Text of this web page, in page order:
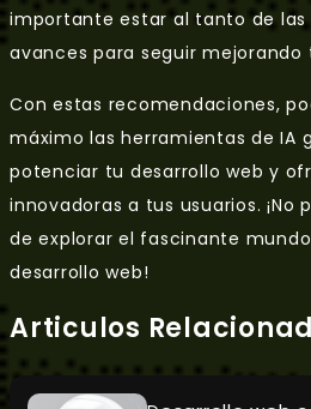
importante estar al tanto de
avances para seguir mejorando
Con estas recomendaciones,
máximo las herramientas de IA
potenciar tu desarrollo web y
innovadoras a tus usuarios. ¡No
de explorar el fascinante
desarrollo web!
Articulos